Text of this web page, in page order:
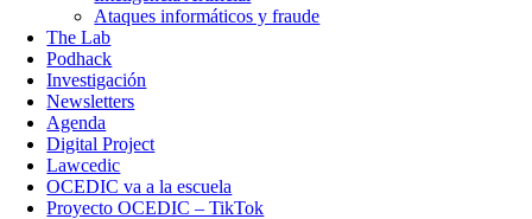
Ataques informáticos y fraude
The Lab
Podhack
Investigación
Newsletters
Agenda
Digital Project
Lawcedic
OCEDIC va a la escuela
Proyecto OCEDIC – TikTok